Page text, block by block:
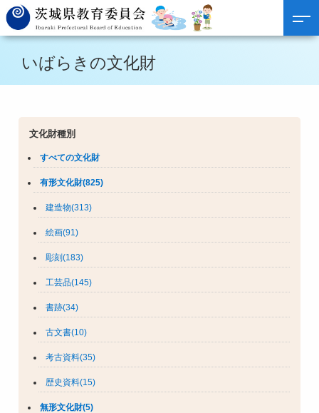
いばらきの文化財
文化財種別
すべての文化財
有形文化財(825)
建造物(313)
絵画(91)
彫刻(183)
工芸品(145)
書跡(34)
古文書(10)
考古資料(35)
歴史資料(15)
無形文化財(5)